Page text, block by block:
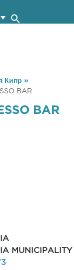
Кипр »
BAR
BAR
MUNICIPALITY